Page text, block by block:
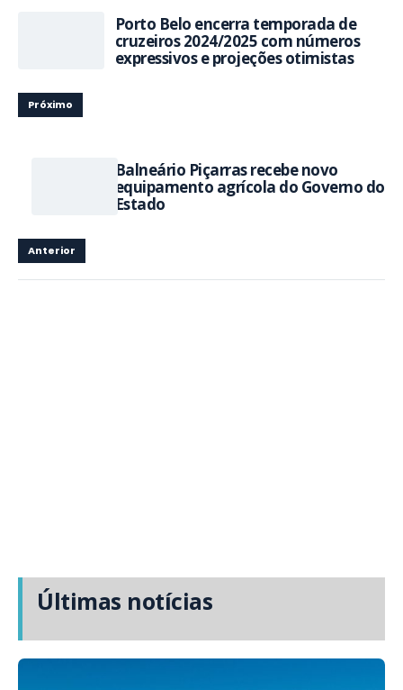
Porto Belo encerra temporada de
cruzeiros 2024/2025 com números
expressivos e projeções otimistas
Próximo
Balneário Piçarras recebe novo
equipamento agrícola do Governo do
Estado
Anterior
Últimas notícias